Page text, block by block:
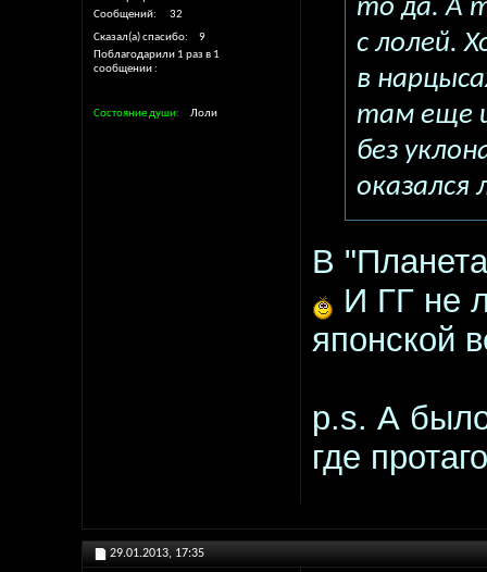
Сообщений
32
Сказал(а) спасибо
9
Поблагодарили 1 раз в 1
сообщении
Состояние души Лоли
то да. А
с лолей.
в
там еще
без
оказался
В
И ГГ не
японской
p.s. А
где
29.01.2013, 17:35